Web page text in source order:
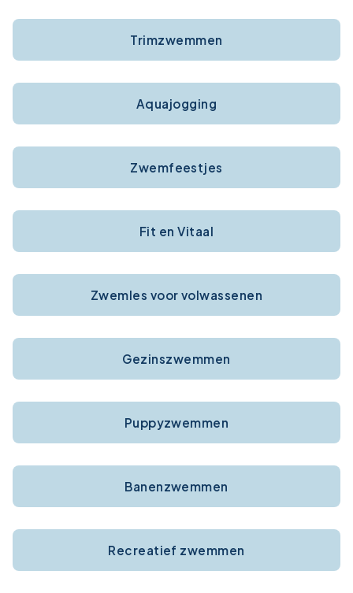
Trimzwemmen
Aquajogging
Zwemfeestjes
Fit en Vitaal
Zwemles voor volwassenen
Gezinszwemmen
Puppyzwemmen
Banenzwemmen
Recreatief zwemmen